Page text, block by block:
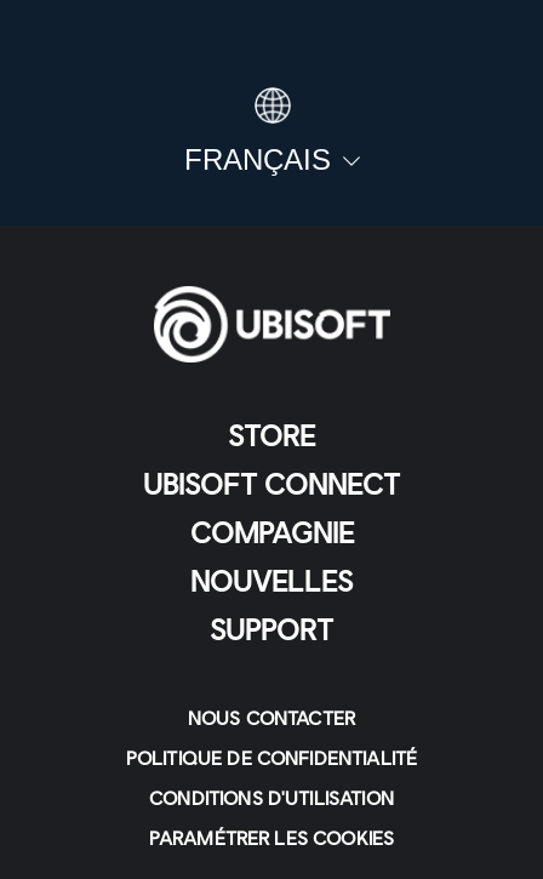
STORE
UBISOFT CONNECT
COMPAGNIE
NOUVELLES
SUPPORT
NOUS CONTACTER
POLITIQUE DE CONFIDENTIALITÉ
CONDITIONS D'UTILISATION
PARAMÉTRER LES COOKIES
FRANÇAIS